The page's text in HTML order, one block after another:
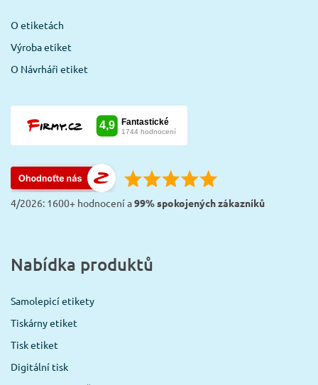
O etiketách
Výroba etiket
O Návrháři etiket
4/2026: 1600+ hodnocení a99% spokojených zákazníků
Nabídka produktů
Samolepicí etikety
Tiskárny etiket
Tisk etiket
Digitální tisk